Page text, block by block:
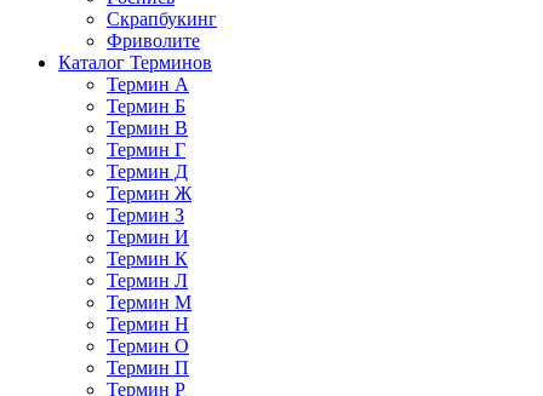
Скрапбукинг
Фриволите
Каталог Терминов
Термин А
Термин Б
Термин В
Термин Г
Термин Д
Термин Ж
Термин З
Термин И
Термин К
Термин Л
Термин М
Термин Н
Термин О
Термин П
Термин Р